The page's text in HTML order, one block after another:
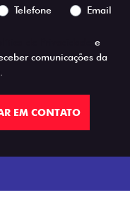
Telefone Email
e
comunicações da
EM CONTATO